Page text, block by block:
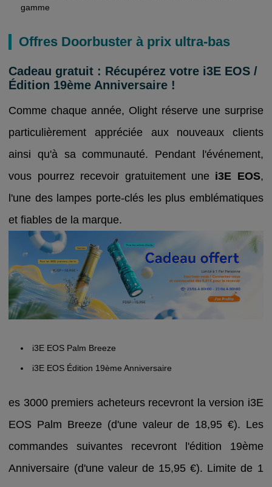
gamme
Offres Doorbuster à prix ultra-bas
Cadeau gratuit : Récupérez votre i3E EOS /
Édition 19ème Anniversaire !
Comme chaque année, Olight réserve une surprise
particulièrement appréciée aux nouveaux clients
ainsi qu'à sa communauté. Pendant l'événement,
vous pourrez recevoir gratuitement une i3E EOS,
l'une des lampes porte-clés les plus emblématiques
et fiables de la marque.
i3E EOS Palm Breeze
i3E EOS Édition 19ème Anniversaire
es 3000 premiers acheteurs recevront la version i3E
EOS Palm Breeze (d'une valeur de 18,95 €). Les
commandes suivantes recevront l'édition 19ème
Anniversaire (d'une valeur de 15,95 €). Limite de 1